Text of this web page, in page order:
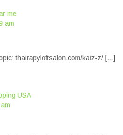
me
am
thairapyloftsalon.com/kaiz-z/ […]
USA